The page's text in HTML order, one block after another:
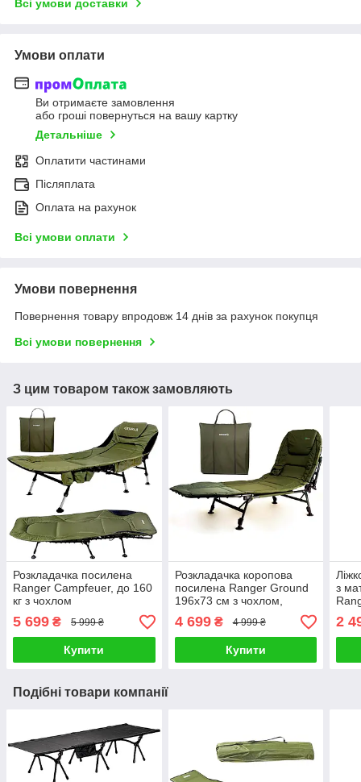
Всі умови доставки
Умови оплати
Ви отримаєте замовлення
або гроші повернуться на вашу картку
Детальніше
Оплатити частинами
Післяплата
Оплата на рахунок
Всі умови оплати
Умови повернення
Повернення товару впродовж 14 днів за рахунок покупця
Всі умови повернення
З цим товаром також замовляють
Розкладачка посилена
Ranger Campfeuer, до 160
кг з чохлом
5 699 ₴ 5 999 ₴
Купити
Розкладачка коропова
посилена Ranger Ground
196х73 см з чохлом,
олива
4 699₴ 4 999 ₴
Купити
з
2
Подібні товари компанії